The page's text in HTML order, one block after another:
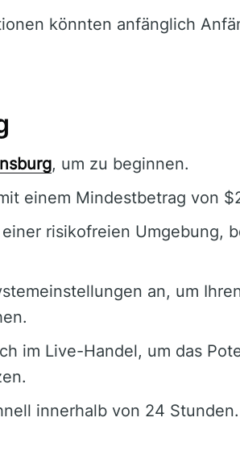
könnten anfänglich
, um zu beginnen.
einem Mindestbetrag von
risikofreien Umgebung,
an, um
im Live-Handel, um das
innerhalb von 24 Stunden.